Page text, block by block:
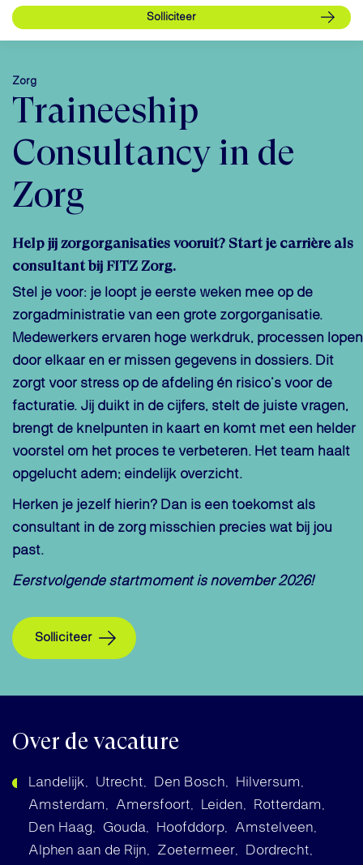
Zorg
Traineeship
Consultancy in de
Zorg
Help jij zorgorganisaties vooruit? Start je carrière als
consultant bij FITZ Zorg.
Stel je voor: je loopt je eerste weken mee op de
zorgadministratie van een grote zorgorganisatie.
Medewerkers ervaren hoge werkdruk, processen lopen
door elkaar en er missen gegevens in dossiers. Dit
zorgt voor stress op de afdeling én risico’s voor de
facturatie. Jij duikt in de cijfers, stelt de juiste vragen,
brengt de knelpunten in kaart en komt met een helder
voorstel om het proces te verbeteren. Het team haalt
opgelucht adem; eindelijk overzicht.
Herken je jezelf hierin? Dan is een toekomst als
consultant in de zorg misschien precies wat bij jou
past.
Eerstvolgende startmoment is november 2026!
Over de vacature
Landelijk Utrecht Den Bosch
Hilversum
Amsterdam
Amersfoort Leiden
Rotterdam
Den Haag
Gouda Hoofddorp
Amstelveen
Alphen aan de Rijn
Zoetermeer
Dordrecht